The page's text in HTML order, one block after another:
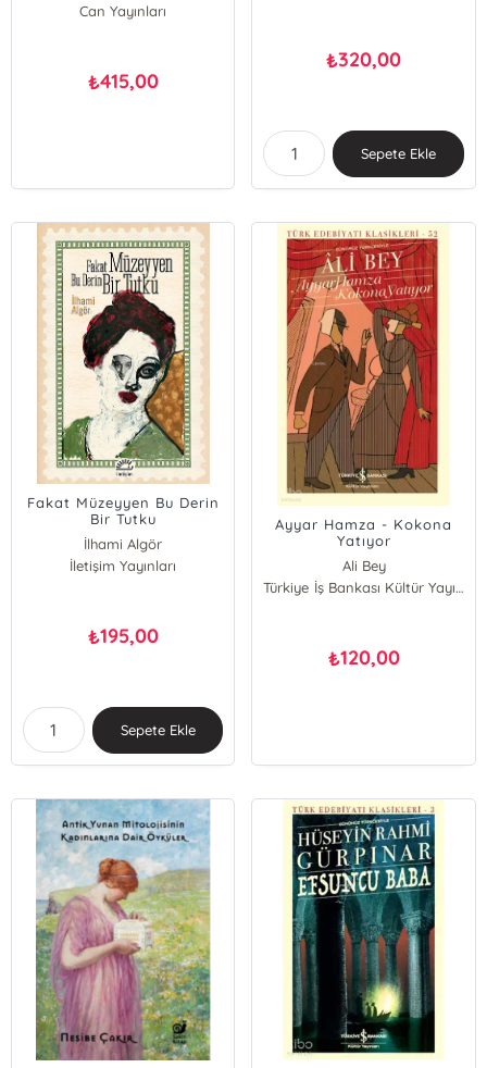
Can Yayınları
₺415,00
₺320,00
Sepete Ekle
Fakat Müzeyyen Bu Derin
Bir Tutku
İlhami Algör
İletişim Yayınları
₺195,00
Sepete Ekle
Ayyar Hamza - Kokona
Yatıyor
Ali Bey
Türkiye İş Bankası Kültür Yayınları
₺120,00